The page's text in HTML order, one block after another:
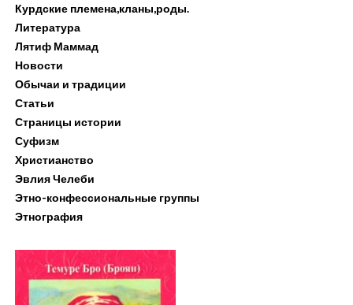
Курдские племена,кланы,роды.
Литература
Лятиф Маммад
Новости
Обычаи и традиции
Статьи
Страницы истории
Суфизм
Христианство
Эвлия Челеби
Этно-конфессиональные группы
Этнография